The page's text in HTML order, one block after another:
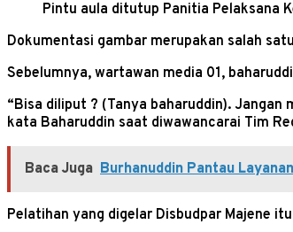
Pintu aula ditutup Panitia Pelaksana
Dokumentasi gambar merupakan salah
Sebelumnya, wartawan media 01,
“Bisa diliput ? (Tanya baharuddin).
kata Baharuddin saat diwawancarai Tim
Baca Juga Burhanuddin Pantau
Pelatihan yang digelar Disbudpar Majene